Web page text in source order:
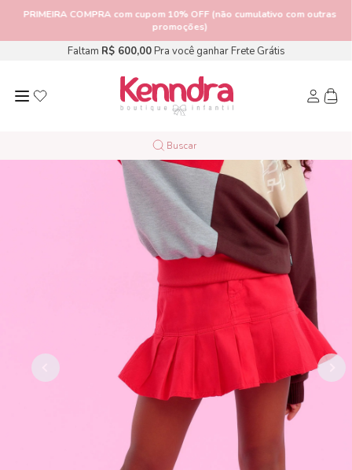
PRIMEIRA COMPRAcom cupom 10% OFF (não cumulativo com outras
promoções)
Faltam R$ 600,00Pra você ganhar Frete Grátis